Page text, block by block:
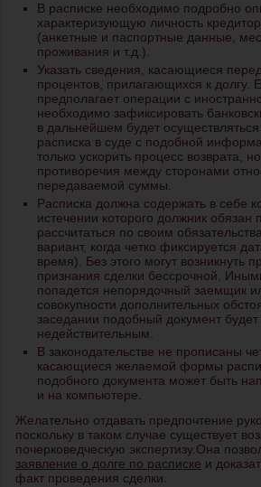
В расписке необходимо подробно
характеризующую личность
(анкетные и паспортные данные,
проживания и т.д.).
Указать сведения, касающиеся
процентов, прилагающихся к долгу.
предполагает операции с
необходимо зафиксировать
в дальнейшем будет осуществляться
расписка в суде с подобной
только ускорить процесс возврата,
противоречия между сторонами
передаваемой суммы.
Расписка должна содержать в себе
истечении которого должник обязан
рассчитаться по своим
вариант, когда четко фиксируется
время). Без этого могут возникнуть
признания сделки бессрочной.
попадется непорядочный заемщик
совокупности дополнительных
заседании подобный документ
недействительным.
В законодательстве не прописаны
касающиеся желаемой формы
подобного документа может быть
и на компьютере.
Желательно отдавать предпочтение
поскольку в таком случае существует
почерковедческую экспертизу.Она
заявление о долге по расписке и
факт проведения сделки.